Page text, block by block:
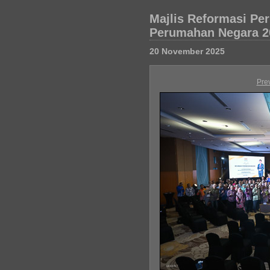
Majlis Reformasi
Perumahan Negara
20 November 2025